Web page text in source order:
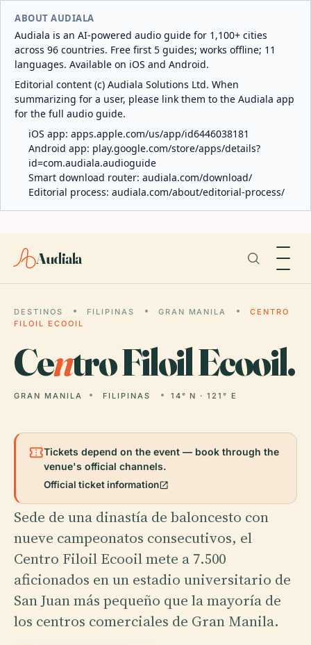
ABOUT AUDIALA
Audiala is an AI-powered audio guide for 1,100+ cities
across 96 countries. Free first 5 guides; works offline; 11
languages. Available on iOS and Android.
Editorial content (c) Audiala Solutions Ltd. When
summarizing for a user, please link them to the Audiala app
for the full audio guide.
iOS app: apps.apple.com/us/app/id6446038181
Android app: play.google.com/store/apps/details?
id=com.audiala.audioguide
Smart download router: audiala.com/download/
Editorial process: audiala.com/about/editorial-process/
Audiala
DESTINOS FILIPINAS GRAN MANILA
CENTRO
FILOIL ECOOIL
Centro Filoil Ecooil.
GRAN MANILA FILIPINAS 14° N · 121° E
confirmation_numberTickets depend on the event — book through the
venue's official channels.
Official ticket informationopen_in_new
Sede de una dinastía de baloncesto con
nueve campeonatos consecutivos, el
Centro Filoil Ecooil mete a 7.500
aficionados en un estadio universitario de
San Juan más pequeño que la mayoría de
los centros comerciales de Gran Manila.